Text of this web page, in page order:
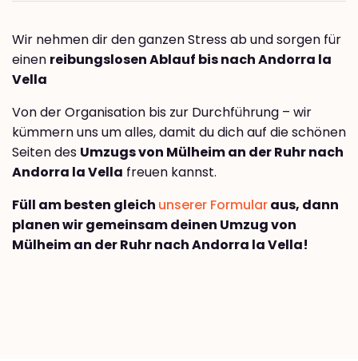
Wir nehmen dir den ganzen Stress ab und sorgen für
einen reibungslosen Ablauf bis nach Andorra la
Vella
Von der Organisation bis zur Durchführung – wir
kümmern uns um alles, damit du dich auf die schönen
Seiten des Umzugs von Mülheim an der Ruhr nach
Andorra la Vella freuen kannst.
Füll am besten gleich unserer Formularaus, dann
planen wir gemeinsam deinen Umzug von
Mülheim an der Ruhr nach Andorra la Vella!